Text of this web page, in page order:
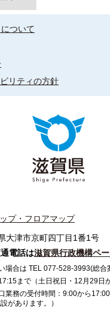
ついて
リティの方針
プ・フロアマップ
大津市京町四丁目1番1号
電話は滋賀県行政機構ペ
場合は TEL 077-528-3993(総合
まで（土日祝日・12月29日
業務の受付時間：9:00から
があります。）